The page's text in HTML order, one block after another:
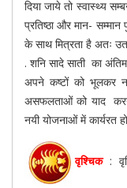
दिया जाये तो स्वास्थ्य
प्रतिष्ठा और मान-
के साथ मित्रता है अतः
. शनि सादे साती का
अपने कष्टों को भूलकर
असफलताओं को याद
नयी योजनाओं में कार्यरत
वृश्चिक: